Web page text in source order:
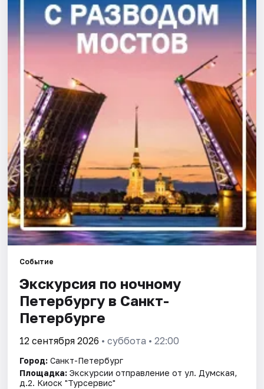
События
Площадки
Артисты
Рейтинги
Событие
Экскурсия по ночному
Петербургу в Санкт-
Петербурге
12 сентября 2026 • суббота • 22:00
Город: Санкт-Петербург
Площадка: Экскурсии отправление от ул. Думская,
д.2. Киоск "Турсервис"